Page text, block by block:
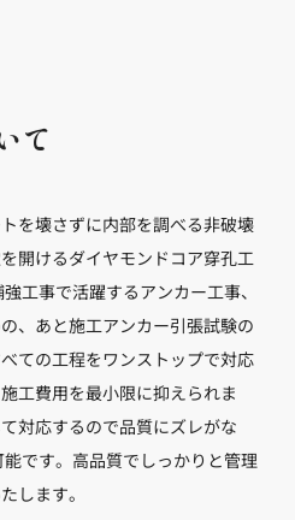
て
を壊さずに内部を調べる非破壊
開けるダイヤモンドコア穿孔工
工事で活躍するアンカー工事、
、あと施工アンカー引張試験の
ての工程をワンストップで対応
工費用を最小限に抑えられま
対応するので品質にズレがな
です。高品質でしっかりと管理
します。